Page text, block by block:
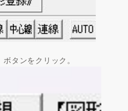
タンをクリック。